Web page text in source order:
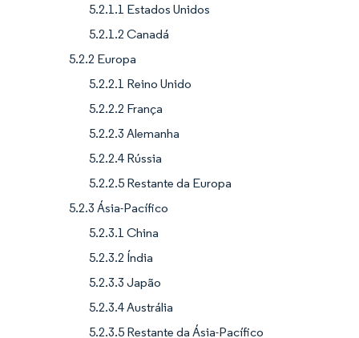
5.2.1.1 Estados Unidos
5.2.1.2 Canadá
5.2.2 Europa
5.2.2.1 Reino Unido
5.2.2.2 França
5.2.2.3 Alemanha
5.2.2.4 Rússia
5.2.2.5 Restante da Europa
5.2.3 Ásia-Pacífico
5.2.3.1 China
5.2.3.2 Índia
5.2.3.3 Japão
5.2.3.4 Austrália
5.2.3.5 Restante da Ásia-Pacífico